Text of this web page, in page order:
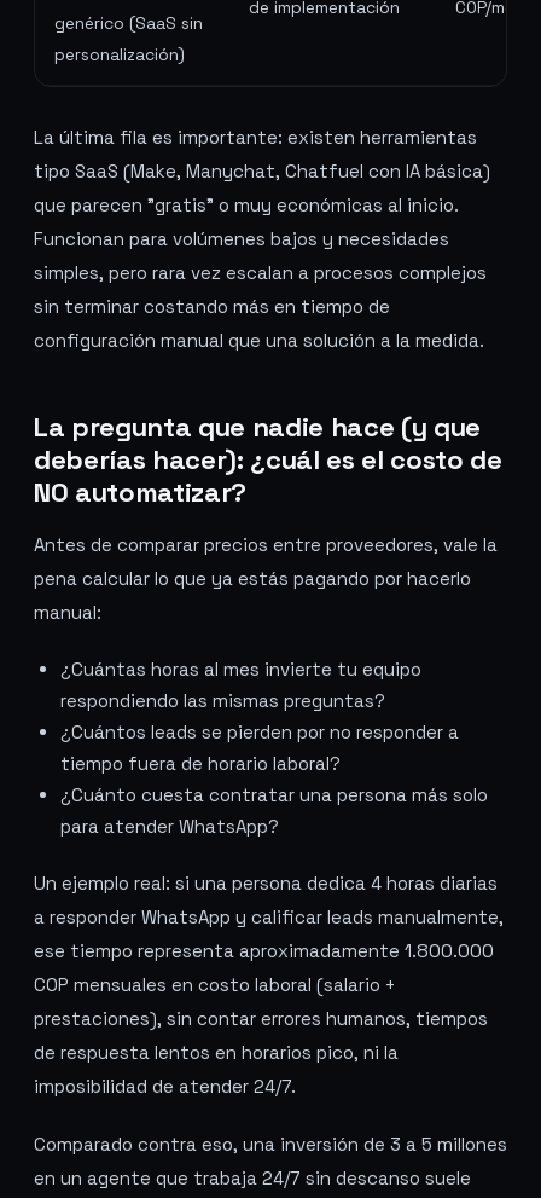
genérico (SaaS sin
personalización)
de implementación COP/mes
La última fila es importante: existen herramientas
tipo SaaS (Make, Manychat, Chatfuel con IA básica)
que parecen "gratis" o muy económicas al inicio.
Funcionan para volúmenes bajos y necesidades
simples, pero rara vez escalan a procesos complejos
sin terminar costando más en tiempo de
configuración manual que una solución a la medida.
La pregunta que nadie hace (y que
deberías hacer): ¿cuál es el costo de
NO automatizar?
Antes de comparar precios entre proveedores, vale la
pena calcular lo que ya estás pagando por hacerlo
manual:
¿Cuántas horas al mes invierte tu equipo
respondiendo las mismas preguntas?
¿Cuántos leads se pierden por no responder a
tiempo fuera de horario laboral?
¿Cuánto cuesta contratar una persona más solo
para atender WhatsApp?
Un ejemplo real: si una persona dedica 4 horas diarias
a responder WhatsApp y calificar leads manualmente,
ese tiempo representa aproximadamente 1.800.000
COP mensuales en costo laboral (salario +
prestaciones), sin contar errores humanos, tiempos
de respuesta lentos en horarios pico, ni la
imposibilidad de atender 24/7.
Comparado contra eso, una inversión de 3 a 5 millones
en un agente que trabaja 24/7 sin descanso suele